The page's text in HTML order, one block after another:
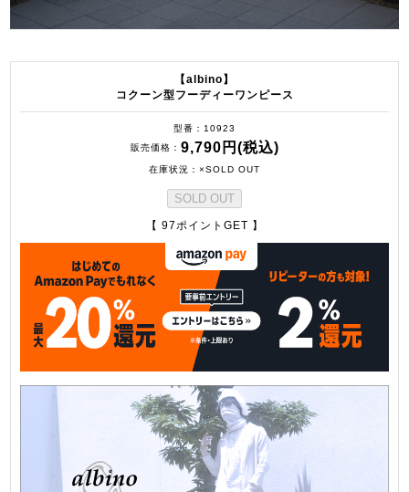
【albino】
コクーン型フーディーワンピース
型番
10923
販売価格
9,790円(税込)
在庫状況 ×SOLD OUT
SOLD OUT
【 97ポイントGET 】